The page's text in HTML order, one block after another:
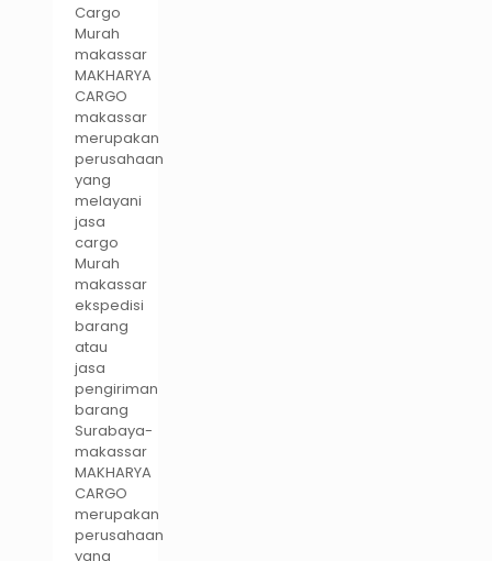
Cargo
Murah
makassar
MAKHARYA
CARGO
makassar
merupakan
perusahaan
yang
melayani
jasa
cargo
Murah
makassar
ekspedisi
barang
atau
jasa
pengiriman
barang
Surabaya-
makassar
MAKHARYA
CARGO
merupakan
perusahaan
yang